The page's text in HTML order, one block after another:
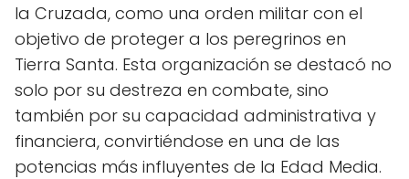
la Cruzada, como una orden militar con el
objetivo de proteger a los peregrinos en
Tierra Santa. Esta organización se destacó no
solo por su destreza en combate, sino
también por su capacidad administrativa y
financiera, convirtiéndose en una de las
potencias más influyentes de la Edad Media.